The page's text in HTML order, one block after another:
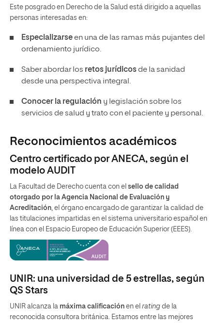
Este posgrado en Derecho de la Salud está dirigido a aquellas
personas interesadas en:
Especializarseen una de las ramas más pujantes del
ordenamiento jurídico.
Saber abordar los retos jurídicosde la sanidad
desde una perspectiva integral.
Conocer la regulación y legislación sobre los
servicios de salud y trato con el paciente y personal.
Reconocimientos académicos
Centro certificado por ANECA, según el
modelo AUDIT
La Facultad de Derecho cuenta con el sello de calidad
otorgado por la Agencia Nacional de Evaluación y
Acreditación, el órgano encargado de garantizar la calidad de
las titulaciones impartidas en el sistema universitario español en
línea con el Espacio Europeo de Educación Superior (EEES).
UNIR: una universidad de 5 estrellas, según
QS Stars
UNIR alcanza la máxima calificación en el rating de la
reconocida consultora británica. Estamos entre las mejores